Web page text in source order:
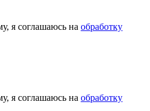
я соглашаюсь на обработку
я соглашаюсь на обработку